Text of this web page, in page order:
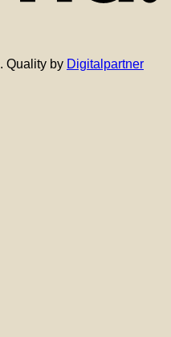
. Quality by Digitalpartner